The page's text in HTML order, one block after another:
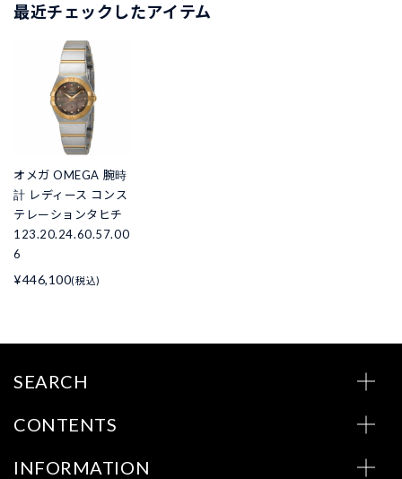
最近チェックしたアイテム
オメガ OMEGA 腕時
計 レディース コンス
テレーションタヒチ
123.20.24.60.57.00
6
¥446,100(税込)
SEARCH
CONTENTS
INFORMATION